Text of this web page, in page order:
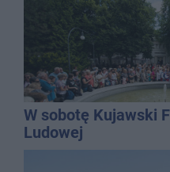
W sobotę Kujawski
Ludowej